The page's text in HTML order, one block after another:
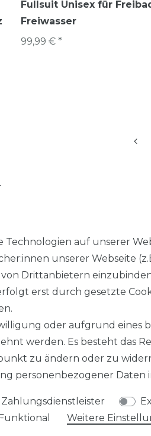
Fullsuit Unisex für
Freiwasser
99,99 € *
AGB
©
Technologien auf unserer
unserer Webseite
Drittanbietern
erst durch gesetzte
oder aufgrund eines
werden. Es besteht das
zu ändern oder zu
personenbezogener Daten
Zahlungsdienstleister
Weitere